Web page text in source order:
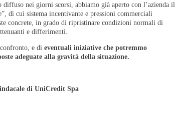
nei giorni scorsi, abbiamo già aperto con l’azienda il
di cui sistema incentivante e pressioni commerciali
concrete, in grado di ripristinare condizioni normali di
e differimenti.
e di eventuali iniziative che potremmo
adeguate alla gravità della situazione.
di UniCredit Spa